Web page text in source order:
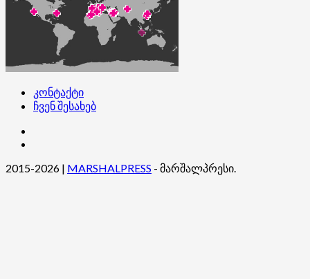
კონტაქტი
ჩვენ შესახებ
2015-2026 | MARSHALPRESS - მარშალპრესი.